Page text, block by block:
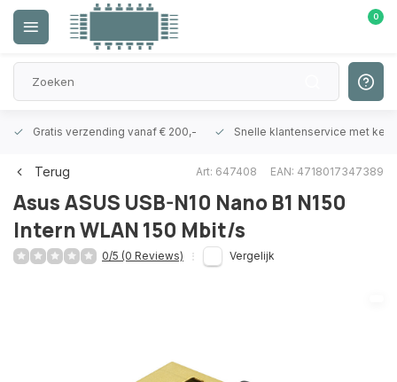
0
Gratis verzending vanaf € 200,- Snelle klantenservice met
Terug Art: 647408 EAN: 4718017347389
AsusASUS USB-N10 Nano B1 N150
Intern WLAN 150 Mbit/s
0/5 (0 Reviews) Vergelijk